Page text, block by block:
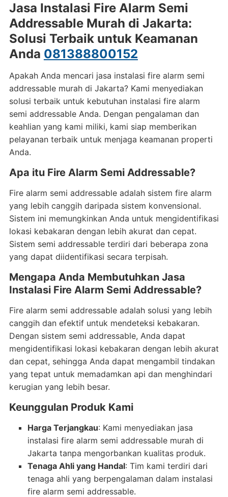
Jasa Instalasi Fire Alarm Semi
Addressable Murah di Jakarta:
Solusi Terbaik untuk Keamanan
Anda 081388800152
Apakah Anda mencari jasa instalasi fire alarm semi
addressable murah di Jakarta? Kami menyediakan
solusi terbaik untuk kebutuhan instalasi fire alarm
semi addressable Anda. Dengan pengalaman dan
keahlian yang kami miliki, kami siap memberikan
pelayanan terbaik untuk menjaga keamanan properti
Anda.
Apa itu Fire Alarm Semi Addressable?
Fire alarm semi addressable adalah sistem fire alarm
yang lebih canggih daripada sistem konvensional.
Sistem ini memungkinkan Anda untuk mengidentifikasi
lokasi kebakaran dengan lebih akurat dan cepat.
Sistem semi addressable terdiri dari beberapa zona
yang dapat diidentifikasi secara terpisah.
Mengapa Anda Membutuhkan Jasa
Instalasi Fire Alarm Semi Addressable?
Fire alarm semi addressable adalah solusi yang lebih
canggih dan efektif untuk mendeteksi kebakaran.
Dengan sistem semi addressable, Anda dapat
mengidentifikasi lokasi kebakaran dengan lebih akurat
dan cepat, sehingga Anda dapat mengambil tindakan
yang tepat untuk memadamkan api dan menghindari
kerugian yang lebih besar.
Keunggulan Produk Kami
Harga Terjangkau: Kami menyediakan jasa
instalasi fire alarm semi addressable murah di
Jakarta tanpa mengorbankan kualitas produk.
Tenaga Ahli yang Handal: Tim kami terdiri dari
tenaga ahli yang berpengalaman dalam instalasi
fire alarm semi addressable.